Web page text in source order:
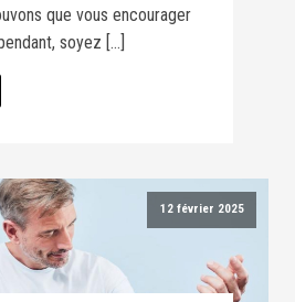
que vous encourager
soyez […]
12 février 2025